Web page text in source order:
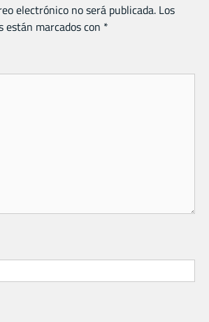
electrónico no será publicada. Los
están marcados con *